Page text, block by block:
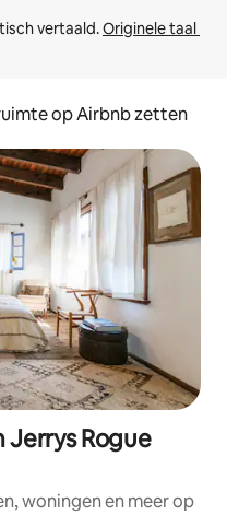
vertaald. Originele taal
op Airbnb zetten
Jerrys Rogue
woningen en meer op